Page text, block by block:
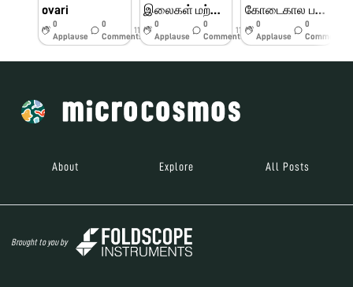
ovari
0
Applause
0
Comments
11w
இலைகள் மற்றும் பூக்களின் பாகங்கள்
0
Applause
0
Comments
11w
கோடைகால பயிற்சி முகாம் பெரியார் அறிவியல் மையம்
0
Applause
0
Comments
About Explore All Posts
Brought to you by